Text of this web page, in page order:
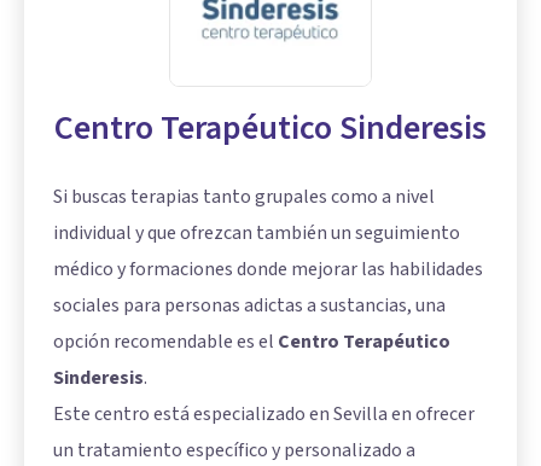
Centro Terapéutico Sinderesis
Si buscas terapias tanto grupales como a nivel
individual y que ofrezcan también un seguimiento
médico y formaciones donde mejorar las habilidades
sociales para personas adictas a sustancias, una
opción recomendable es el Centro Terapéutico
Sinderesis.
Este centro está especializado en Sevilla en ofrecer
un tratamiento específico y personalizado a